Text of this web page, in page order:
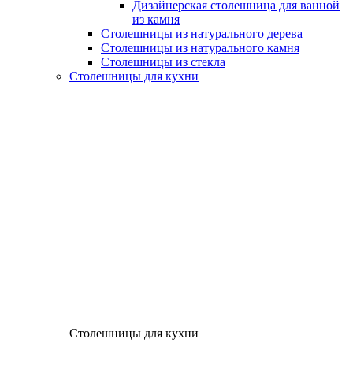
Дизайнерская столешница для ванной
из камня
Столешницы из натурального дерева
Столешницы из натурального камня
Столешницы из стекла
Столешницы для кухни
Столешницы для кухни